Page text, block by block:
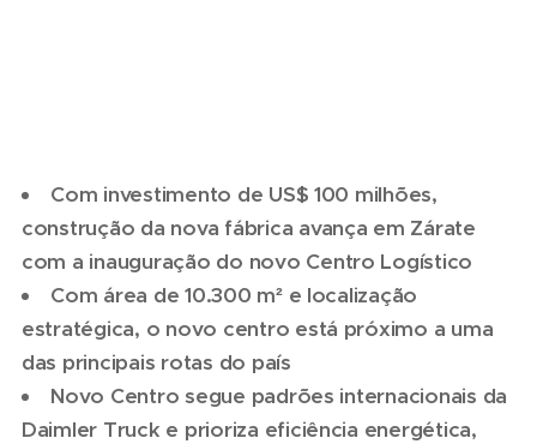
Com investimento de US$ 100 milhões,
construção da nova fábrica avança em Zárate
com a inauguração do novo Centro Logístico
Com área de 10.300 m² e localização
estratégica, o novo centro está próximo a uma
das principais rotas do país
Novo Centro segue padrões internacionais da
Daimler Truck e prioriza eficiência energética,